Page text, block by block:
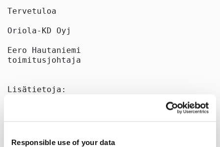
Responsible use of your data
Tervetuloa
Oriola-KD Oyj
Eero Hautaniemi
toimitusjohtaja
Lisätietoja:
sähköposti: sami.laine@oriola-kd.com